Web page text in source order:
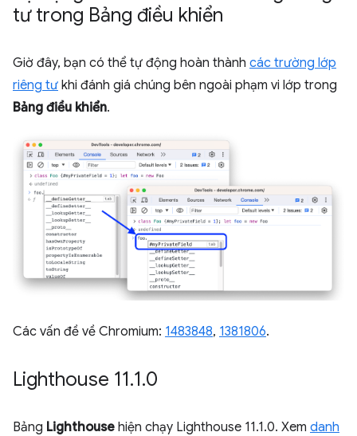
tư trong Bảng điều khiển
Giờ đây, bạn có thể tự động hoàn thành các trường lớp
riêng tư khi đánh giá chúng bên ngoài phạm vi lớp trong
Bảng điều khiển.
Các vấn đề về Chromium: 1483848, 1381806.
Lighthouse 11.1.0
Bảng Lighthouse hiện chạy Lighthouse 11.1.0. Xem danh